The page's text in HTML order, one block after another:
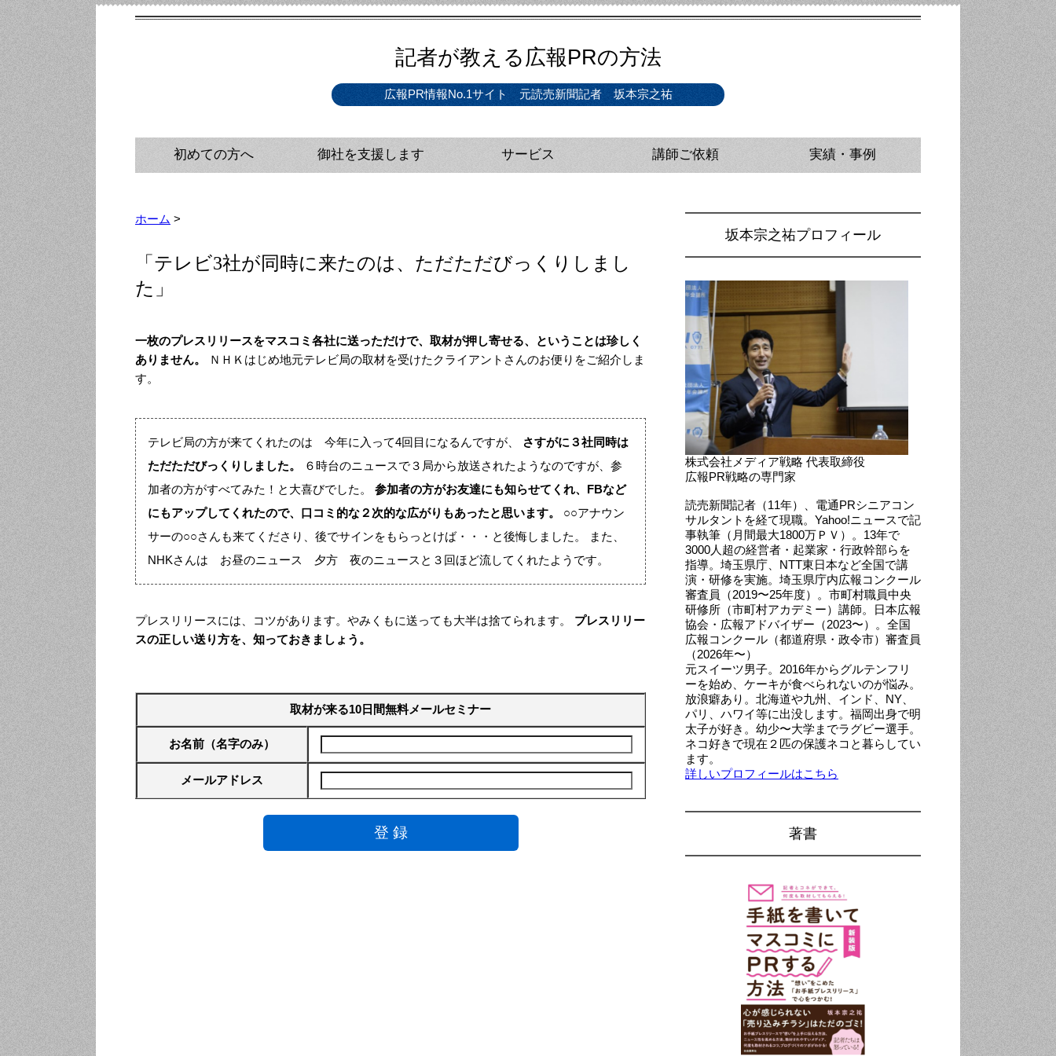
記者が教える広報PRの方法
広報PR情報No.1サイト 元読売新聞記者 坂本宗之祐
初めての方へ 御社を支援します サービス 講師ご依頼 実績・事例
ホーム >
「テレビ3社が同時に来たのは、ただただびっくりしまし
た」
一枚のプレスリリースをマスコミ各社に送っただけで、取材が押し寄せる、ということは珍しく
ありません。
ＮＨＫはじめ地元テレビ局の取材を受けたクライアントさんのお便りをご紹介しま
す。
テレビ局の方が来てくれたのは 今年に入って4回目になるんですが、
さすがに３社同時は
ただただびっくりしました。
６時台のニュースで３局から放送されたようなのですが、参
加者の方がすべてみた！と大喜びでした。 参加者の方がお友達にも知らせてくれ、FBなど
にもアップしてくれたので、口コミ的な２次的な広がりもあったと思います。
○○アナウン
サーの○○さんも来てくださり、後でサインをもらっとけば・・・と後悔しました。 また、
NHKさんは お昼のニュース 夕方 夜のニュースと３回ほど流してくれたようです。
プレスリリースには、コツがあります。やみくもに送っても大半は捨てられます。 プレスリリー
スの正しい送り方を、知っておきましょう。
取材が来る10日間無料メールセミナー
お名前（名字のみ）
メールアドレス
坂本宗之祐プロフィール
株式会社メディア戦略 代表取締役
広報PR戦略の専門家
読売新聞記者（11年）、電通PRシニアコン
サルタントを経て現職。Yahoo!ニュースで記
事執筆（月間最大1800万ＰＶ）。13年で
3000人超の経営者・起業家・行政幹部らを
指導。埼玉県庁、NTT東日本など全国で講
演・研修を実施。埼玉県庁内広報コンクール
審査員（2019〜25年度）。市町村職員中央
研修所（市町村アカデミー）講師。日本広報
協会・広報アドバイザー（2023〜）。全国
広報コンクール（都道府県・政令市）審査員
（2026年〜）
元スイーツ男子。2016年からグルテンフリ
ーを始め、ケーキが食べられないのが悩み。
放浪癖あり。北海道や九州、インド、NY、
パリ、ハワイ等に出没します。福岡出身で明
太子が好き。幼少〜大学までラグビー選手。
ネコ好きで現在２匹の保護ネコと暮らしてい
ます。
詳しいプロフィールはこちら
著書